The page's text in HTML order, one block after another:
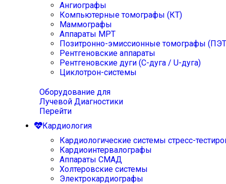
Ангиографы
Компьютерные томографы (КТ)
Маммографы
Аппараты МРТ
Позитронно-эмиссионные томографы
Рентгеновские аппараты
Рентгеновские дуги (С-дуга / U-дуга)
Циклотрон-системы
Оборудование для
Лучевой Диагностики
Перейти
Кардиология
Кардиологические системы стресс-
Кардиоинтервалографы
Аппараты СМАД
Холтеровские системы
Электрокардиографы